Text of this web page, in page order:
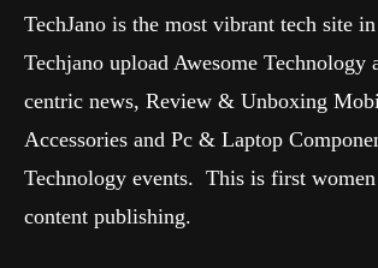
TechJano is the most vibrant tech site
Techjano upload Awesome Technology
centric news, Review & Unboxing
Accessories and Pc & Laptop
Technology events. This is first
content publishing.